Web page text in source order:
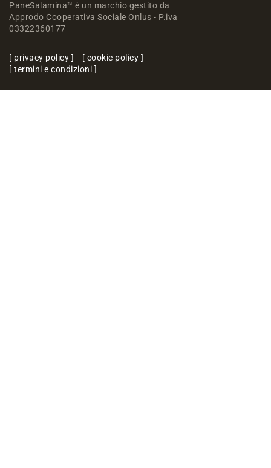
PaneSalamina™ è un marchio gestito da
Approdo Cooperativa Sociale Onlus - P.iva
03322360177
privacy policy
cookie policy
termini e condizioni